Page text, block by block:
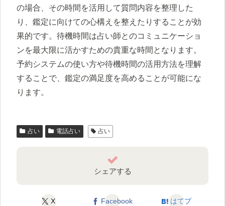
の場合、その時間を活用して質問内容を整理した
り、鑑定に向けての心構えを整えたりすることが効
果的です。待機時間は占い師とのコミュニケーショ
ンを最大限に活かすための貴重な時間となります。
予約システムの使い方や待機時間の活用方法を理解
することで、鑑定の満足度を高めることが可能にな
ります。
占い 電話占い 占い
シェアする
X Facebook はてブ